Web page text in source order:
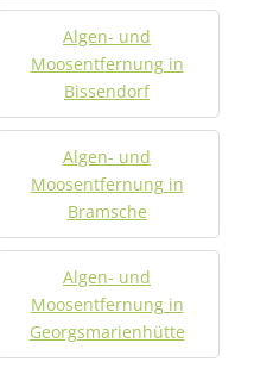
Algen- und
Moosentfernung in
Bissendorf
Algen- und
Moosentfernung in
Bramsche
Algen- und
Moosentfernung in
Georgsmarienhütte